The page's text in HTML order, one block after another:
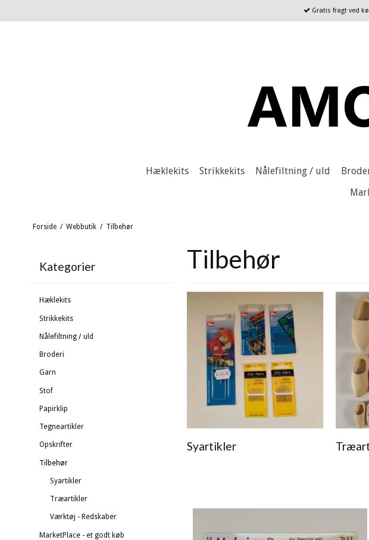
Gratis fragt ved
Hæklekits Strikkekits Nålefiltning / uld
Forside / Webbutik / Tilbehør
Kategorier
Hæklekits
Strikkekits
Nålefiltning / uld
Broderi
Garn
Stof
Papirklip
Tegneartikler
Opskrifter
Tilbehør
Syartikler
Træartikler
Værktøj - Redskaber
MarketPlace - et godt køb
Tilbehør
Syartikler